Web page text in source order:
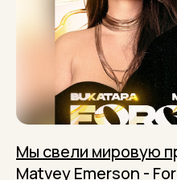
Мы свели мировую
Matvey Emerson -